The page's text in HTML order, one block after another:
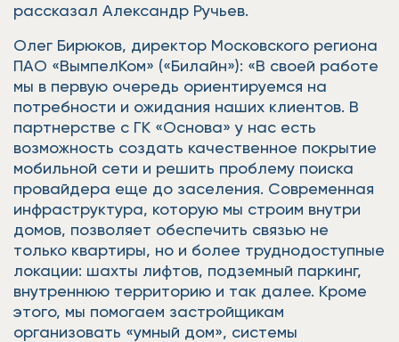
рассказал Александр Ручьев.
Олег Бирюков, директор Московского региона
ПАО «ВымпелКом» («Билайн»): «В своей работе
мы в первую очередь ориентируемся на
потребности и ожидания наших клиентов. В
партнерстве с ГК «Основа» у нас есть
возможность создать качественное покрытие
мобильной сети и решить проблему поиска
провайдера еще до заселения. Современная
инфраструктура, которую мы строим внутри
домов, позволяет обеспечить связью не
только квартиры, но и более труднодоступные
локации: шахты лифтов, подземный паркинг,
внутреннюю территорию и так далее. Кроме
этого, мы помогаем застройщикам
организовать «умный дом», системы